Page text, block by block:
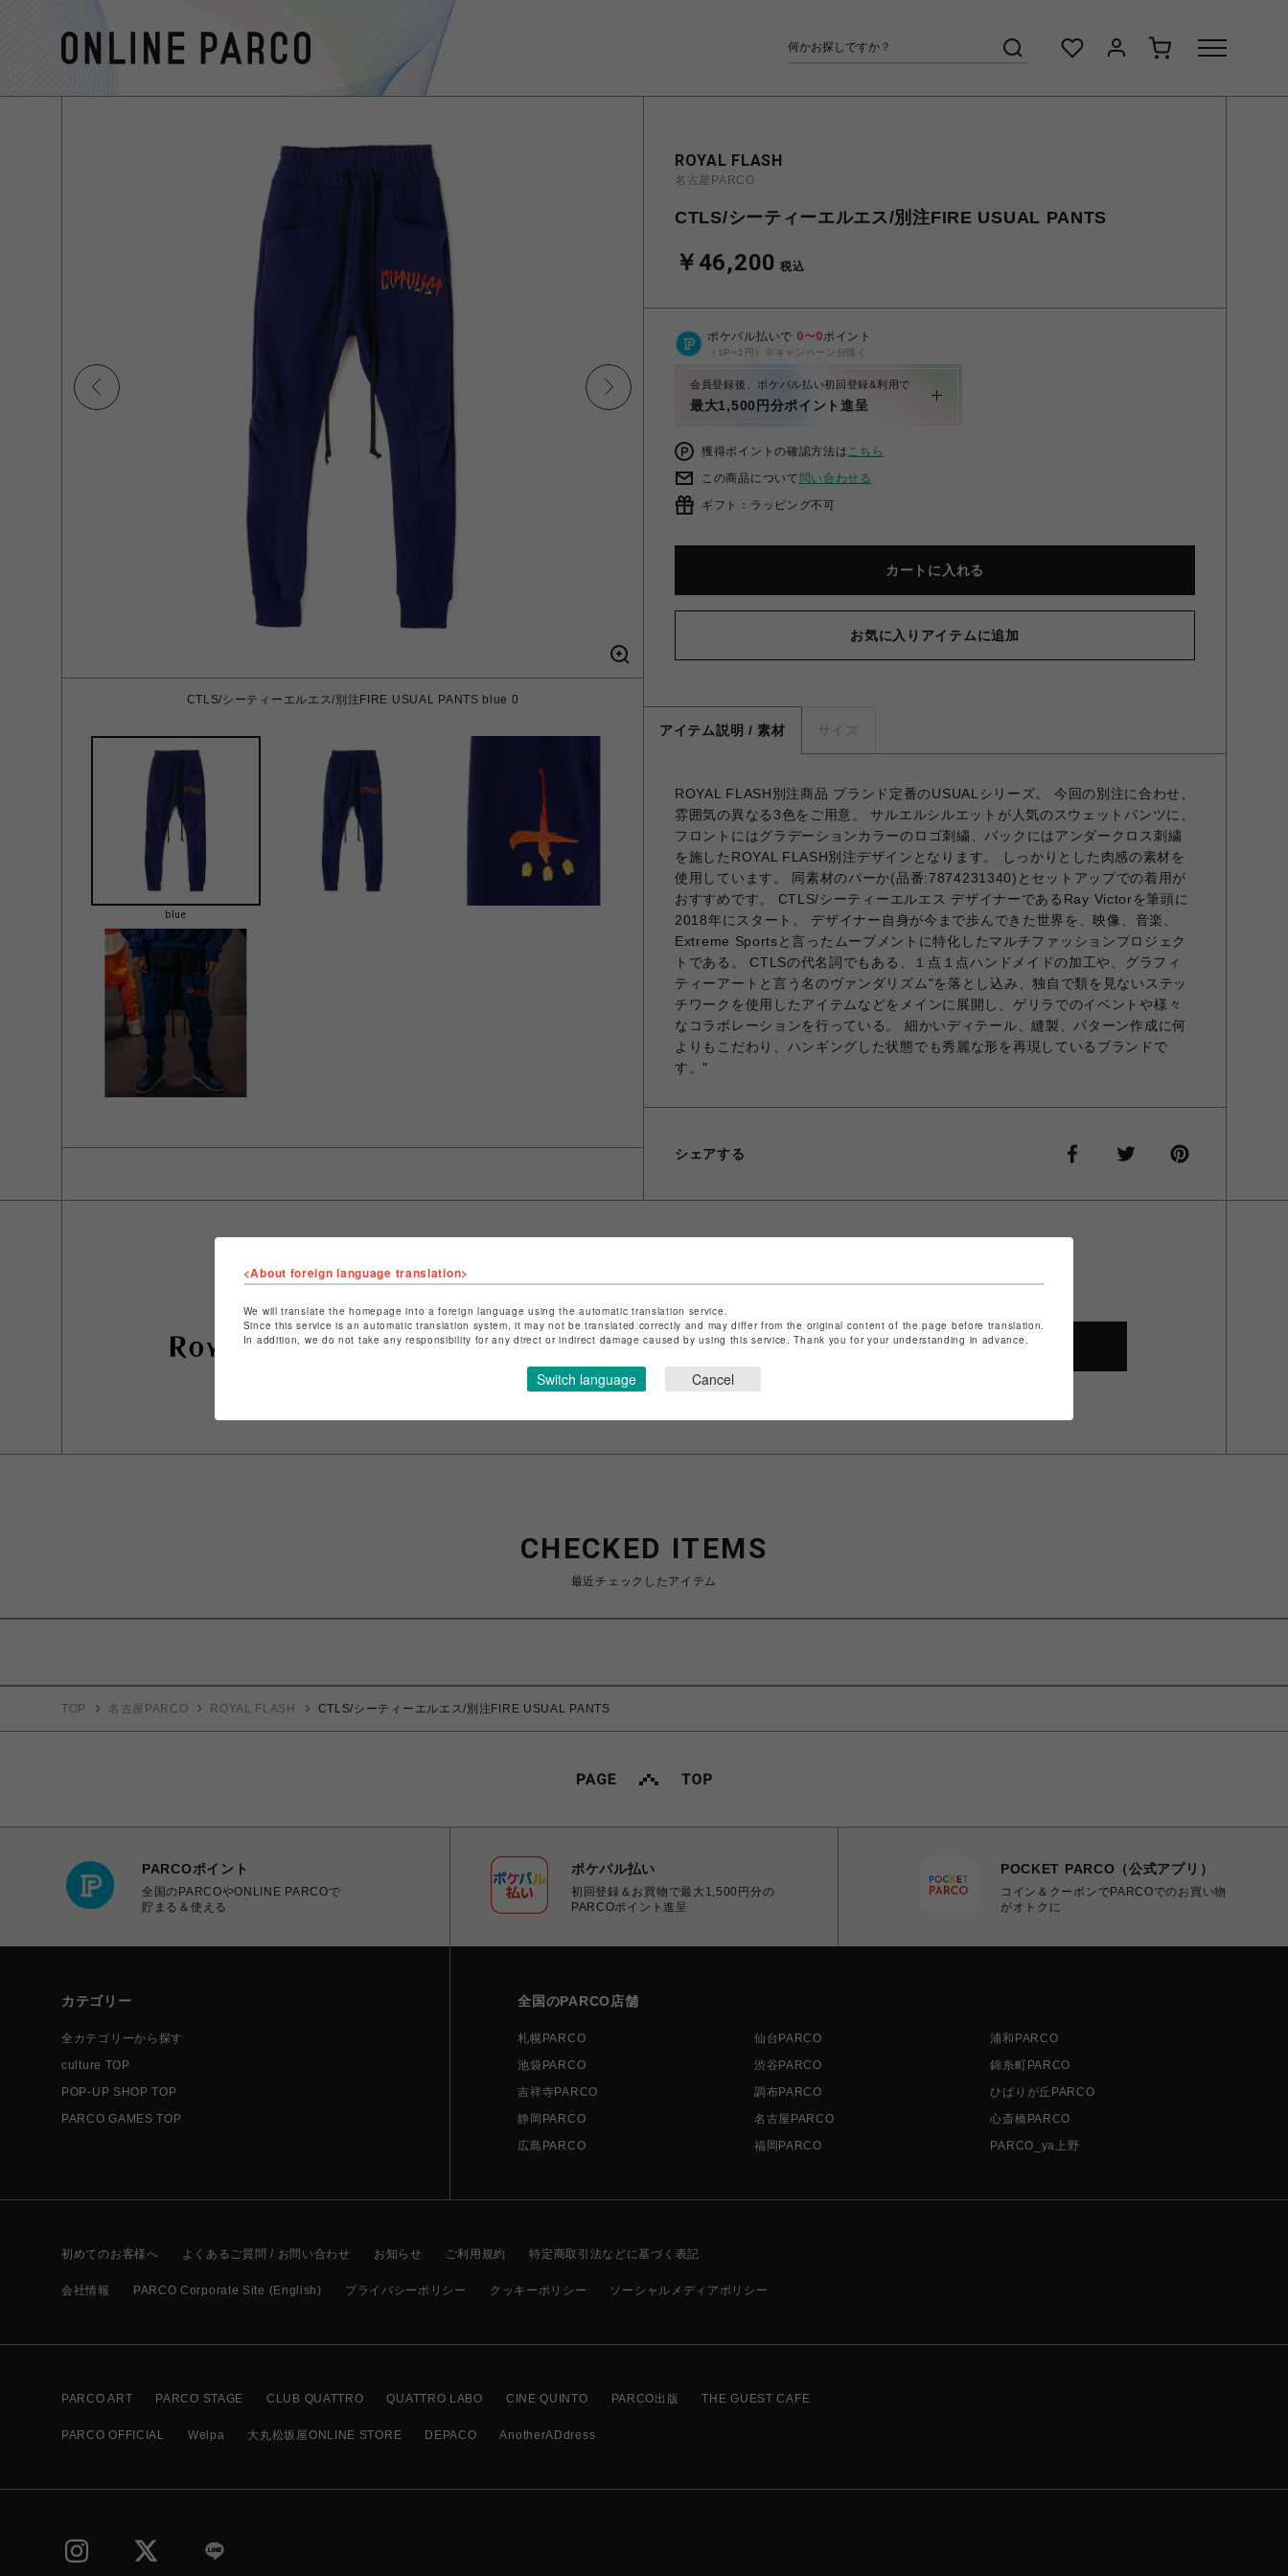
CTLS/シーティーエルエス/別注FIRE USUAL PANTS blue 0
blue
ROYAL FLASH
名古屋PARCO
CTLS/シーティーエルエス/別注FIRE USUAL PANTS
￥46,200 税込
ポケパル払いで 0〜0ポイント
（1P=1円）※キャンペーン分除く
会員登録後、ポケパル払い初回登録&利用で
最大1,500円分ポイント進呈
獲得ポイントの確認方法はこちら
この商品について 問い合わせる
ギフト：ラッピング不可
カートに入れる
お気に入りアイテムに追加
アイテム説明 / 素材 サイズ
ROYAL FLASH別注商品 ブランド定番のUSUALシリーズ。 今回の別注に合わせ、
雰囲気の異なる3色をご用意。 サルエルシルエットが人気のスウェットパンツに、
フロントにはグラデーションカラーのロゴ刺繍、バックにはアンダークロス刺繍
を施したROYAL FLASH別注デザインとなります。 しっかりとした肉感の素材を
使用しています。 同素材のパーか(品番:7874231340)とセットアップでの着用が
おすすめです。 CTLS/シーティーエルエス デザイナーであるRay Victorを筆頭に
2018年にスタート。 デザイナー自身が今まで歩んできた世界を、映像、音楽、
Extreme Sportsと言ったムーブメントに特化したマルチファッションプロジェク
トである。 CTLSの代名詞でもある、１点１点ハンドメイドの加工や、グラフィ
ティーアートと言う名のヴァンダリズム"を落とし込み、独自で類を見ないステッ
チワークを使用したアイテムなどをメインに展開し、ゲリラでのイベントや様々
なコラボレーションを行っている。 細かいディテール、縫製、パターン作成に何
よりもこだわり、ハンギングした状態でも秀麗な形を再現しているブランドで
す。"
シェアする
店舗名
名古屋PARCO
特定商取引法など法令に基づく表記は
こちら
ショップお問い合わせはこちら
SHOP TOP
CHECKED ITEMS
最近チェックしたアイテム
TOP 名古屋PARCO ROYAL FLASH CTLS/シーティーエルエス/別注FIRE USUAL PANTS
PARCOポイント
全国のPARCOやONLINE PARCOで
貯まる＆使える
ポケパル払い
初回登録＆お買物で最大1,500円分の
PARCOポイント進呈
POCKET PARCO（公式アプリ）
コイン＆クーポンでPARCOでのお買い物
がオトクに
カテゴリー
全カテゴリーから探す
culture TOP
POP-UP SHOP TOP
PARCO GAMES TOP
全国のPARCO店舗
札幌PARCO 仙台PARCO
浦和PARCO
池袋PARCO
渋谷PARCO
錦糸町PARCO
吉祥寺PARCO
調布PARCO
ひばりが丘PARCO
静岡PARCO
名古屋PARCO
心斎橋PARCO
広島PARCO
福岡PARCO PARCO_ya上野
初めてのお客様へ よくあるご質問 / お問い合わせ お知らせ ご利用規約 特定商取引法などに基づく表記
会社情報 PARCO Corporate Site (English) プライバシーポリシー クッキーポリシー ソーシャルメディアポリシー
PARCO ART PARCO STAGE CLUB QUATTRO QUATTRO LABO CINE QUINTO PARCO出版 THE GUEST CAFE
PARCO OFFICIAL Welpa 大丸松坂屋ONLINE STORE DEPACO AnotherADdress
<About foreign language translation>
We will translate the homepage into a foreign language using the automatic translation service.
Since this service is an automatic translation system, it may not be translated correctly and may differ from the original content of the page before translation.
In addition, we do not take any responsibility for any direct or indirect damage caused by using this service. Thank you for your understanding in advance.
Switch language Cancel